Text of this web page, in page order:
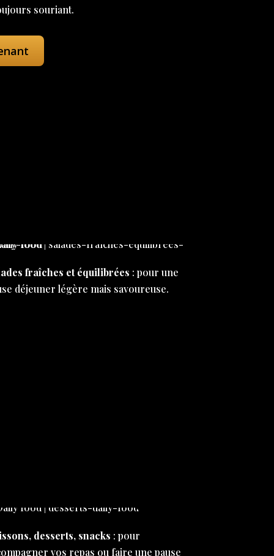
souriant.
fraîches et équilibrées : pour une
déjeuner légère mais savoureuse.
desserts, snacks : pour
vos repas ou faire une pause